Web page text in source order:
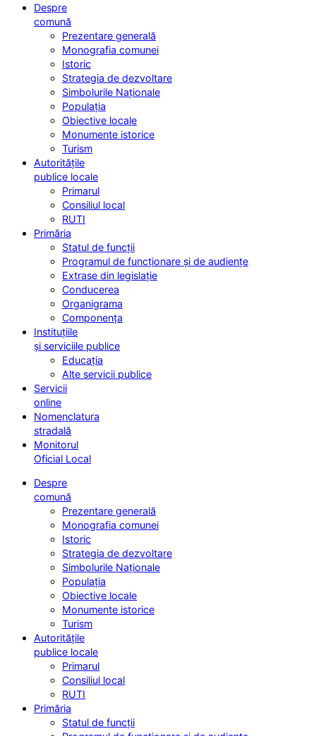
Despre
comună
Prezentare generală
Monografia comunei
Istoric
Strategia de dezvoltare
Simbolurile Naționale
Populația
Obiective locale
Monumente istorice
Turism
Autoritățile
publice locale
Primarul
Consiliul local
RUTI
Primăria
Statul de funcții
Programul de funcționare și de audiențe
Extrase din legislație
Conducerea
Organigrama
Componența
Instituțiile
și serviciile publice
Educația
Alte servicii publice
Servicii
online
Nomenclatura
stradală
Monitorul
Oficial Local
Despre
comună
Prezentare generală
Monografia comunei
Istoric
Strategia de dezvoltare
Simbolurile Naționale
Populația
Obiective locale
Monumente istorice
Turism
Autoritățile
publice locale
Primarul
Consiliul local
RUTI
Primăria
Statul de funcții